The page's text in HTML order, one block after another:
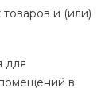
и (или)
для
в